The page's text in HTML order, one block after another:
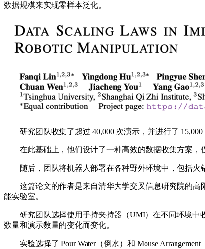
数据规模来实现零样本泛化。
研究团队收集了超过 40,000 次演示，并进行了 15,000
在此基础上，他们设计了一种高效的数据收集方案，仅
随后，团队将机器人部署在各种野外环境中，包括火
这篇论文的作者是来自清华大学交叉信息研究院的高阳
能实验室。
研究团队选择使用手持夹持器（UMI）在不同环境中收
数量和演示数量的变化而变化。
实验选择了 Pour Water（倒水）和 Mouse Arrangement